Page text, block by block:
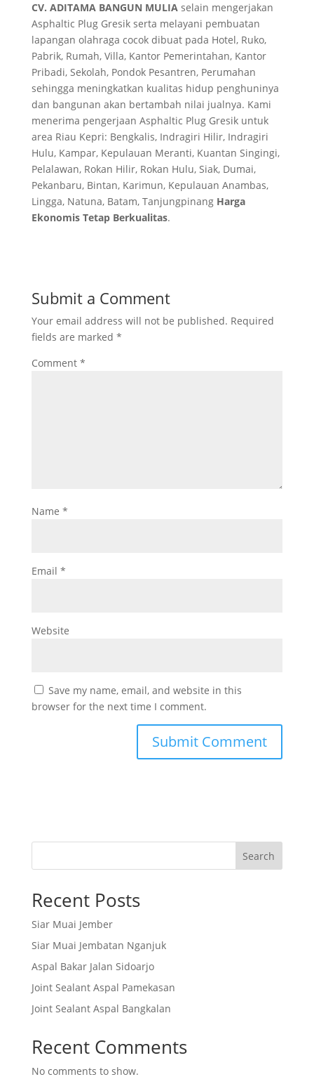
CV. ADITAMA BANGUN MULIAselain mengerjakan
Asphaltic Plug Gresik serta melayani pembuatan
lapangan olahraga cocok dibuat pada Hotel, Ruko,
Pabrik, Rumah, Villa, Kantor Pemerintahan, Kantor
Pribadi, Sekolah, Pondok Pesantren, Perumahan
sehingga meningkatkan kualitas hidup penghuninya
dan bangunan akan bertambah nilai jualnya. Kami
menerima pengerjaan Asphaltic Plug Gresik untuk
area Riau Kepri: Bengkalis, Indragiri Hilir, Indragiri
Hulu, Kampar, Kepulauan Meranti, Kuantan Singingi,
Pelalawan, Rokan Hilir, Rokan Hulu, Siak, Dumai,
Pekanbaru, Bintan, Karimun, Kepulauan Anambas,
Lingga, Natuna, Batam, Tanjungpinang Harga
Ekonomis Tetap Berkualitas.
Submit a Comment
Your email address will not be published. Required
fields are marked *
Comment *
Name *
Email *
Website
Save my name, email, and website in this
browser for the next time I comment.
Search
Recent Posts
Siar Muai Jember
Siar Muai Jembatan Nganjuk
Aspal Bakar Jalan Sidoarjo
Joint Sealant Aspal Pamekasan
Joint Sealant Aspal Bangkalan
Recent Comments
No comments to show.